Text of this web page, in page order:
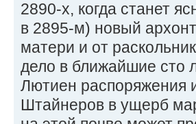
2890-х, когда станет
в 2895-м) новый
матери и от
дело в ближайшие сто
Лютиен распоряжения
Штайнеров в ущерб